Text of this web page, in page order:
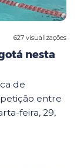
627 visualizações
nesta
de
entre
feira, 29,